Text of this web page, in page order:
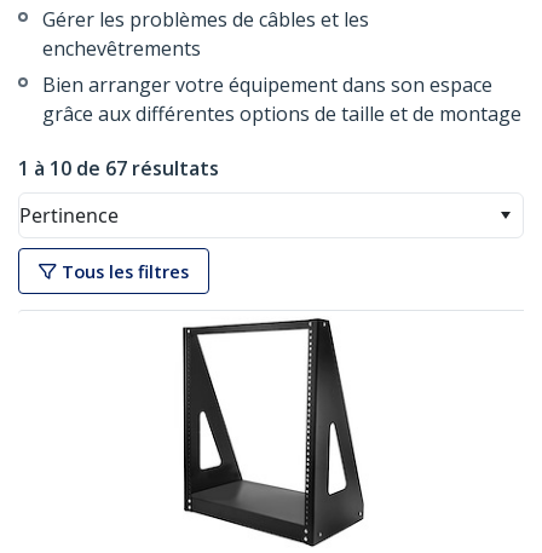
Gérer les problèmes de câbles et les
enchevêtrements
Bien arranger votre équipement dans son espace
grâce aux différentes options de taille et de montage
1 à 10 de 67 résultats
Pertinence
Tous les filtres